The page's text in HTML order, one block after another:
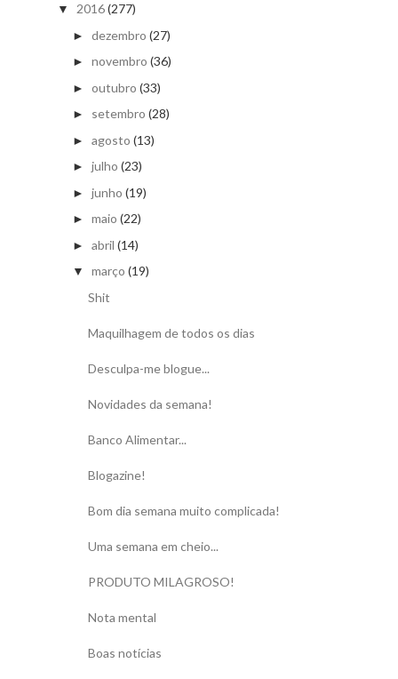
▼ 2016(277)
► dezembro (27)
► novembro (36)
► outubro (33)
► setembro (28)
► agosto (13)
► julho (23)
► junho (19)
► maio (22)
► abril (14)
▼ março (19)
Shit
Maquilhagem de todos os dias
Desculpa-me blogue...
Novidades da semana!
Banco Alimentar...
Blogazine!
Bom dia semana muito complicada!
Uma semana em cheio...
PRODUTO MILAGROSO!
Nota mental
Boas notícias